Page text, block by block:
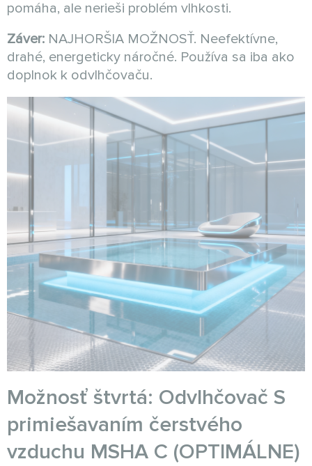
pomáha, ale nerieši problém vlhkosti.
Záver: NAJHORŠIA MOŽNOSŤ. Neefektívne,
drahé, energeticky náročné. Používa sa iba ako
doplnok k odvlhčovaču.
Možnosť štvrtá: Odvlhčovač S
primiešavaním čerstvého
vzduchu MSHA C (OPTIMÁLNE)